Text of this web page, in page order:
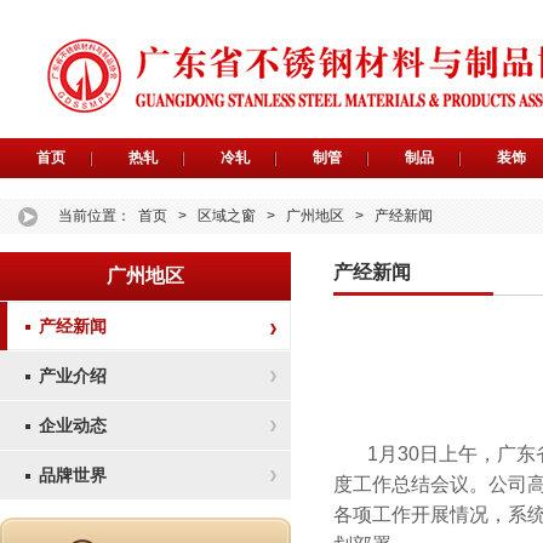
首页 热轧 冷轧 制管 制品 装饰
当前位置： 首页 > 区域之窗 > 广州地区 > 产经新闻
广州地区
产经新闻
产业介绍
企业动态
品牌世界
产经新闻
1月30日上午，广
度工作总结会议。公司
各项工作开展情况，系